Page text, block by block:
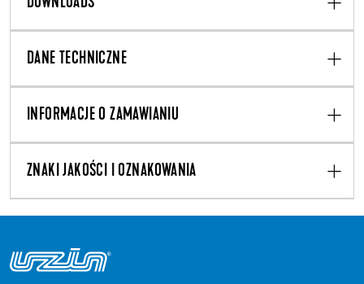
DANE TECHNICZNE
INFORMACJE O ZAMAWIANIU
ZNAKI JAKOŚCI I OZNAKOWANIA